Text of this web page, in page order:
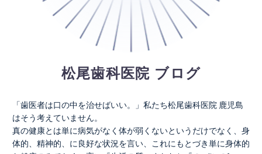
松尾歯科医院 ブログ
「歯医者は口の中を治せばいい。」私たち松尾歯科医院 鹿児島
はそう考えていません。
真の健康とは単に病気がなく体が弱くないというだけでなく、身
体的、精神的、に良好な状況を言い、これにもとづき単に身体的